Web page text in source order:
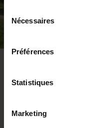
Nécessaires
Préférences
Statistiques
Marketing